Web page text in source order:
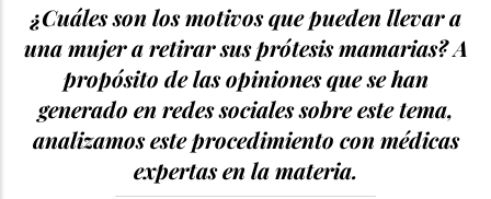
¿Cuáles son los motivos que pueden llevar a
una mujer a retirar sus prótesis mamarias? A
propósito de las opiniones que se han
generado en redes sociales sobre este tema,
analizamos este procedimiento con médicas
expertas en la materia.